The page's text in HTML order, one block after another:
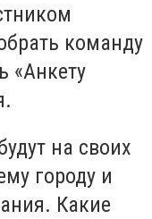
команду
«Анкету
на своих
городу и
Какие